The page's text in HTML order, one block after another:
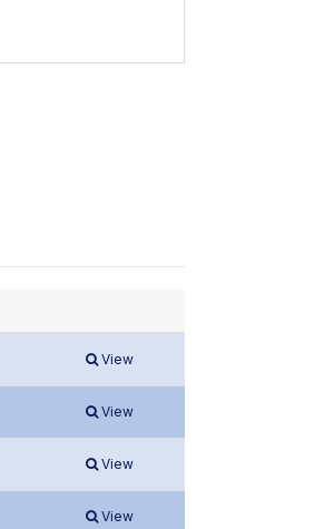
View
View
View
View